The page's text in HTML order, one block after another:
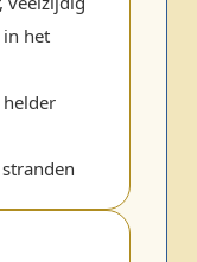
in het